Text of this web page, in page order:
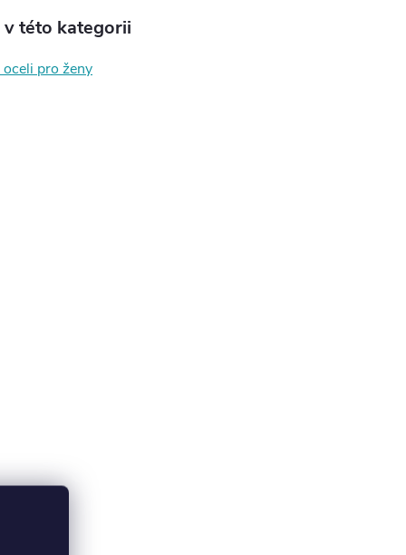
této kategorii
pro ženy